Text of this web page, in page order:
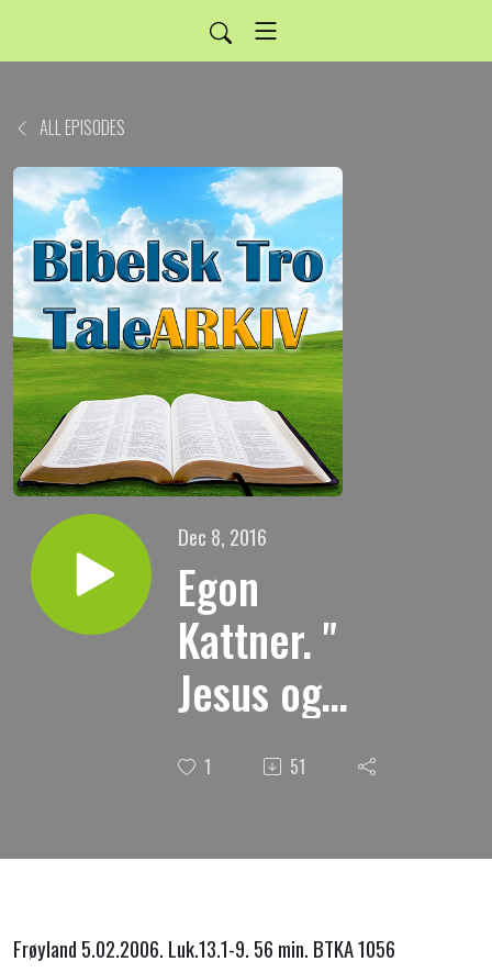
ALL EPISODES
Dec 8, 2016
Egon
Kattner. "
Jesus og
tilværelsens
gåter "
1 51
Frøyland 5.02.2006. Luk.13.1-9. 56 min. BTKA 1056